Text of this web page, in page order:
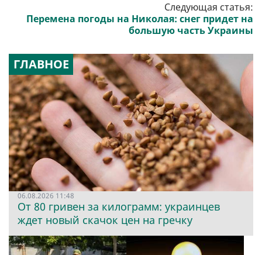
Следующая статья:
Перемена погоды на Николая: снег придет на
большую часть Украины
ГЛАВНОЕ
06.08.2026 11:48
От 80 гривен за килограмм: украинцев
ждет новый скачок цен на гречку